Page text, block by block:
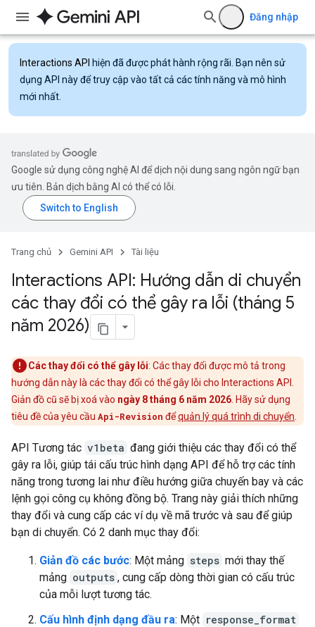
Đăng nhập
Interactions API hiện đã được phát hành rộng rãi. Bạn nên sử
dụng API này để truy cập vào tất cả các tính năng và mô hình
mới nhất.
Google sử dụng công nghệ AI để dịch nội dung sang ngôn ngữ bạn
ưu tiên. Bản dịch bằng AI có thể có lỗi.
Trang chủ Gemini API Tài liệu
Interactions API: Hướng dẫn di chuyển
các thay đổi có thể gây ra lỗi (tháng 5
năm 2026)
Các thay đổi có thể gây lỗi: Các thay đổi được mô tả trong
hướng dẫn này là các thay đổi có thể gây lỗi cho Interactions API.
Giản đồ cũ sẽ bị xoá vào ngày 8 tháng 6 năm 2026 . Hãy sử dụng
tiêu đề của yêu cầu Api-Revision đểquản lý quá trình di chuyển
API Tương tác v1beta đang giới thiệu các thay đổi có thể
gây ra lỗi, giúp tái cấu trúc hình dạng API để hỗ trợ các tính
năng trong tương lai như điều hướng giữa chuyến bay và các
lệnh gọi công cụ không đồng bộ. Trang này giải thích những
thay đổi và cung cấp các ví dụ về mã trước và sau để giúp
bạn di chuyển. Có 2 danh mục thay đổi:
Giản đồ các bước: Một mảng steps mới thay thế
mảng outputs , cung cấp dòng thời gian có cấu trúc
của mỗi lượt tương tác.
Cấu hình định dạng đầu ra: Một response_format